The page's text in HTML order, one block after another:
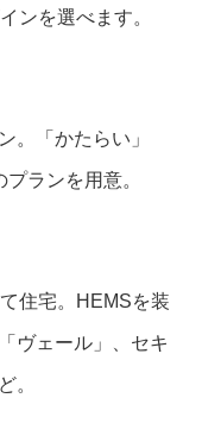
ンを選べます。
。「かたらい」
ランを用意。
住宅。HEMSを装
ヴェール」、セキ
。